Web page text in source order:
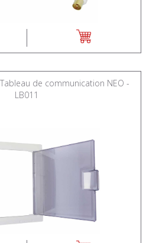
de communication NEO -
LB011